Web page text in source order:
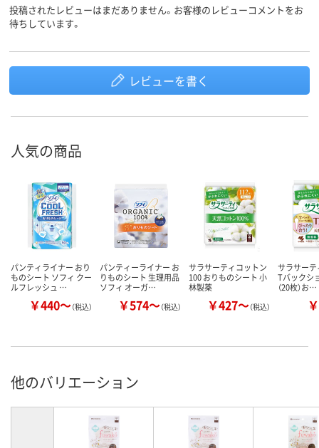
投稿されたレビューはまだありません。お客様のレビューコメントをお
待ちしています。
レビューを書く
人気の商品
パンティライナー おり
ものシート ソフィ クー
ルフレッシュ …
￥440～（税込）
パンティーライナー お
りものシート 生理用品
ソフィ オーガ…
￥574～（税込）
サラサーティコットン
100 おりものシート 小
林製薬
￥427～（税込）
サラサー
Tバックシ
（20枚）お…
他のバリエーション